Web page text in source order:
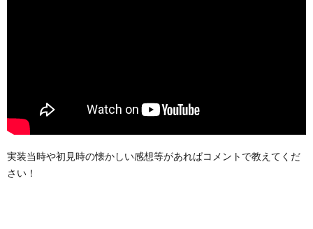
実装当時や初見時の懐かしい感想等があればコメントで教えてくだ
さい！